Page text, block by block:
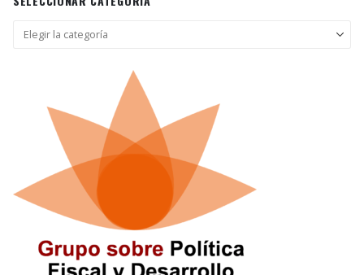
Seleccionar
categoría